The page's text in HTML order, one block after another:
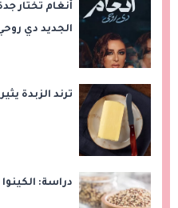
أنغام تختار
الجديد دي
ترند الزبدة
دراسة: